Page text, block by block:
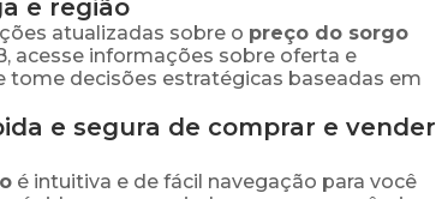
e região
atualizadas sobre o preço do sorgo
, acesse informações sobre oferta e
tome decisões estratégicas baseadas em
e segura de comprar e vender
é intuitiva e de fácil navegação para você